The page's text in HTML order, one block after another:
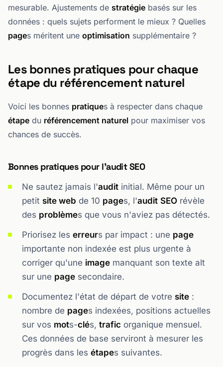
mesurable. Ajustements de stratégie basés sur les
données : quels sujets performent le mieux ? Quelles
pages méritent une optimisation supplémentaire ?
Les bonnes pratiques pour chaque
étape du référencement naturel
Voici les bonnes pratiques à respecter dans chaque
étape du référencement naturel pour maximiser vos
chances de succès.
Bonnes pratiques pour l'audit SEO
Ne sautez jamais l'audit initial. Même pour un
petit site web de 10 pages, l'audit SEO révèle
des problèmes que vous n'aviez pas détectés.
Priorisez les erreurs par impact : une page
importante non indexée est plus urgente à
corriger qu'une image manquant son texte alt
sur une page secondaire.
Documentez l'état de départ de votre site :
nombre de pages indexées, positions actuelles
sur vos mots-clés, trafic organique mensuel.
Ces données de base serviront à mesurer les
progrès dans les étapes suivantes.